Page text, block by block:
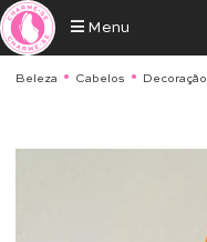
Menu
Beleza Cabelos Decoração